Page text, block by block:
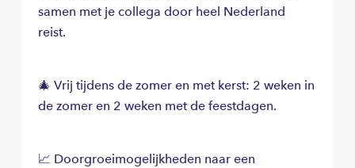
samen met je collega door heel Nederland
reist.
🎄 Vrij tijdens de zomer en met kerst: 2 weken in
de zomer en 2 weken met de feestdagen.
📈 Doorgroeimogelijkheden naar een